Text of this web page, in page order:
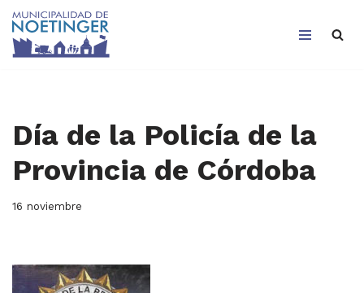
Saltar
Día de la Policía de la
Provincia de Córdoba
16 noviembre